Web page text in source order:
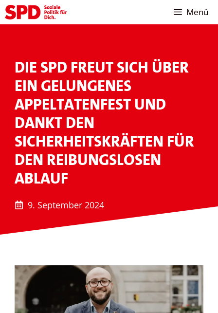
Zum
Inhalt
Menü
DIE SPD FREUT SICH ÜBER
EIN GELUNGENES
APPELTATENFEST UND
DANKT DEN
SICHERHEITSKRÄFTEN FÜR
DEN REIBUNGSLOSEN
ABLAUF
9. September 2024